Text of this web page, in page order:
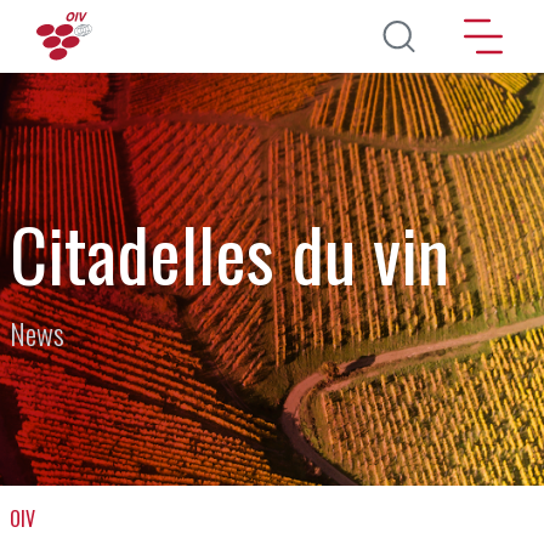
Salta al contenuto principale
Citadelles du vin
News
OIV